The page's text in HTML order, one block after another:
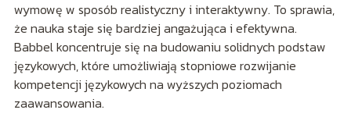
wymowę w sposób realistyczny i interaktywny. To sprawia,
że nauka staje się bardziej angażująca i efektywna.
Babbel koncentruje się na budowaniu solidnych podstaw
językowych, które umożliwiają stopniowe rozwijanie
kompetencji językowych na wyższych poziomach
zaawansowania.